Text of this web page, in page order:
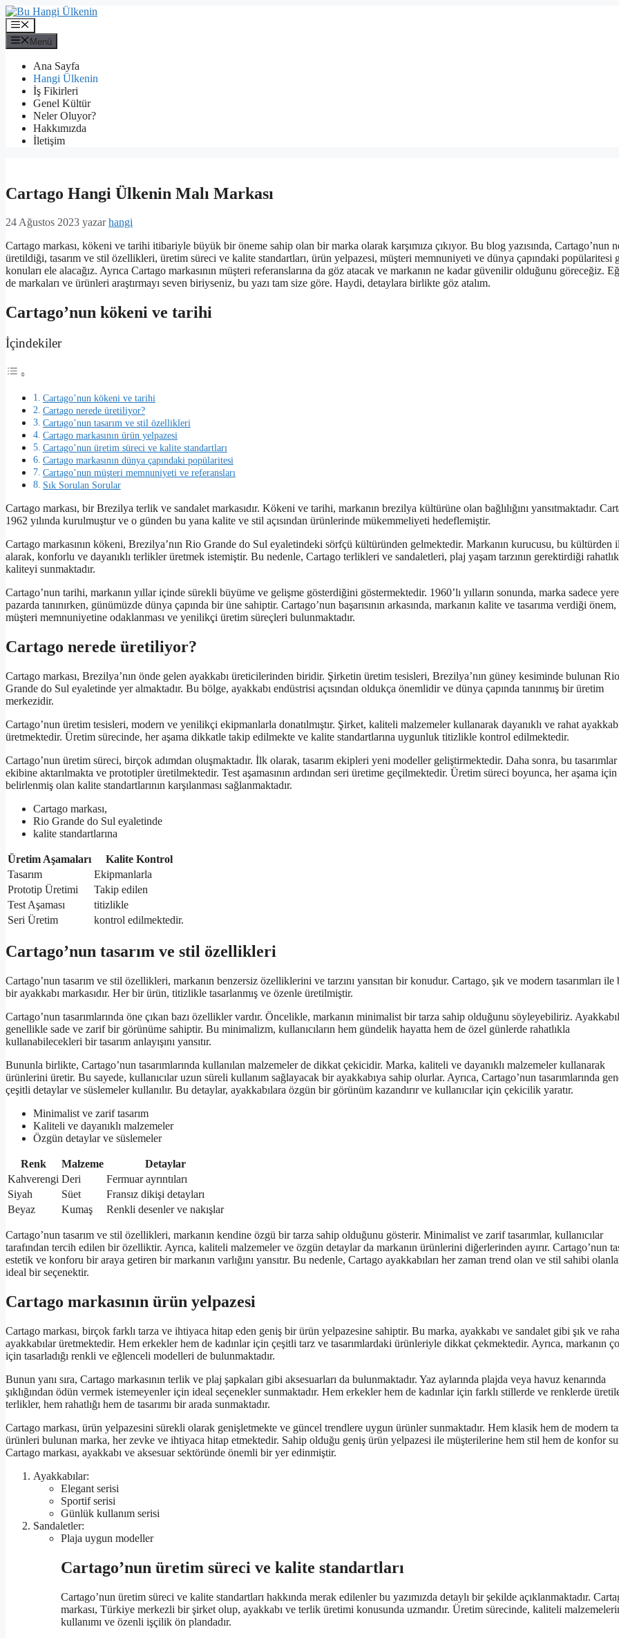
İçeriğe
atla
Menü
Menü
Ana Sayfa
Hangi Ülkenin
İş Fikirleri
Genel Kültür
Neler Oluyor?
Hakkımızda
İletişim
Cartago Hangi Ülkenin Malı Markası
24 Ağustos 2023 yazarhangi
Cartago markası, kökeni ve tarihi itibariyle büyük bir öneme sahip olan bir marka olarak karşımıza çıkıyor. Bu blog yazısında, Cartago’nun
üretildiği, tasarım ve stil özellikleri, üretim süreci ve kalite standartları, ürün yelpazesi, müşteri memnuniyeti ve dünya çapındaki popülaritesi
konuları ele alacağız. Ayrıca Cartago markasının müşteri referanslarına da göz atacak ve markanın ne kadar güvenilir olduğunu göreceğiz.
de markaları ve ürünleri araştırmayı seven biriyseniz, bu yazı tam size göre. Haydi, detaylara birlikte göz atalım.
Cartago’nun kökeni ve tarihi
İçindekiler
Cartago’nun kökeni ve tarihi
Cartago nerede üretiliyor?
Cartago’nun tasarım ve stil özellikleri
Cartago markasının ürün yelpazesi
Cartago’nun üretim süreci ve kalite standartları
Cartago markasının dünya çapındaki popülaritesi
Cartago’nun müşteri memnuniyeti ve referansları
Sık Sorulan Sorular
Cartago markası, bir Brezilya terlik ve sandalet markasıdır. Kökeni ve tarihi, markanın brezilya kültürüne olan bağlılığını yansıtmaktadır.
1962 yılında kurulmuştur ve o günden bu yana kalite ve stil açısından ürünlerinde mükemmeliyeti hedeflemiştir.
Cartago markasının kökeni, Brezilya’nın Rio Grande do Sul eyaletindeki sörfçü kültüründen gelmektedir. Markanın kurucusu, bu kültürden
alarak, konforlu ve dayanıklı terlikler üretmek istemiştir. Bu nedenle, Cartago terlikleri ve sandaletleri, plaj yaşam tarzının gerektirdiği
kaliteyi sunmaktadır.
Cartago’nun tarihi, markanın yıllar içinde sürekli büyüme ve gelişme gösterdiğini göstermektedir. 1960’lı yılların sonunda, marka sadece
pazarda tanınırken, günümüzde dünya çapında bir üne sahiptir. Cartago’nun başarısının arkasında, markanın kalite ve tasarıma verdiği önem,
müşteri memnuniyetine odaklanması ve yenilikçi üretim süreçleri bulunmaktadır.
Cartago nerede üretiliyor?
Cartago markası, Brezilya’nın önde gelen ayakkabı üreticilerinden biridir. Şirketin üretim tesisleri, Brezilya’nın güney kesiminde bulunan Rio
Grande do Sul eyaletinde yer almaktadır. Bu bölge, ayakkabı endüstrisi açısından oldukça önemlidir ve dünya çapında tanınmış bir üretim
merkezidir.
Cartago’nun üretim tesisleri, modern ve yenilikçi ekipmanlarla donatılmıştır. Şirket, kaliteli malzemeler kullanarak dayanıklı ve rahat
üretmektedir. Üretim sürecinde, her aşama dikkatle takip edilmekte ve kalite standartlarına uygunluk titizlikle kontrol edilmektedir.
Cartago’nun üretim süreci, birçok adımdan oluşmaktadır. İlk olarak, tasarım ekipleri yeni modeller geliştirmektedir. Daha sonra, bu
ekibine aktarılmakta ve prototipler üretilmektedir. Test aşamasının ardından seri üretime geçilmektedir. Üretim süreci boyunca, her aşama için
belirlenmiş olan kalite standartlarının karşılanması sağlanmaktadır.
Cartago markası,
Rio Grande do Sul eyaletinde
kalite standartlarına
Üretim Aşamaları
Kalite Kontrol
Tasarım
Ekipmanlarla
Prototip Üretimi
Takip edilen
Test Aşaması
titizlikle
Seri Üretim
kontrol edilmektedir.
Cartago’nun tasarım ve stil özellikleri
Cartago’nun tasarım ve stil özellikleri, markanın benzersiz özelliklerini ve tarzını yansıtan bir konudur. Cartago, şık ve modern tasarımları ile
bir ayakkabı markasıdır. Her bir ürün, titizlikle tasarlanmış ve özenle üretilmiştir.
Cartago’nun tasarımlarında öne çıkan bazı özellikler vardır. Öncelikle, markanın minimalist bir tarza sahip olduğunu söyleyebiliriz.
genellikle sade ve zarif bir görünüme sahiptir. Bu minimalizm, kullanıcıların hem gündelik hayatta hem de özel günlerde rahatlıkla
kullanabilecekleri bir tasarım anlayışını yansıtır.
Bununla birlikte, Cartago’nun tasarımlarında kullanılan malzemeler de dikkat çekicidir. Marka, kaliteli ve dayanıklı malzemeler kullanarak
ürünlerini üretir. Bu sayede, kullanıcılar uzun süreli kullanım sağlayacak bir ayakkabıya sahip olurlar. Ayrıca, Cartago’nun tasarımlarında
çeşitli detaylar ve süslemeler kullanılır. Bu detaylar, ayakkabılara özgün bir görünüm kazandırır ve kullanıcılar için çekicilik yaratır.
Minimalist ve zarif tasarım
Kaliteli ve dayanıklı malzemeler
Özgün detaylar ve süslemeler
Renk Malzeme
Detaylar
Kahverengi Deri
Fermuar ayrıntıları
Siyah
Süet
Fransız dikişi detayları
Beyaz
Kumaş Renkli desenler ve nakışlar
Cartago’nun tasarım ve stil özellikleri, markanın kendine özgü bir tarza sahip olduğunu gösterir. Minimalist ve zarif tasarımlar, kullanıcılar
tarafından tercih edilen bir özelliktir. Ayrıca, kaliteli malzemeler ve özgün detaylar da markanın ürünlerini diğerlerinden ayırır. Cartago’nun
estetik ve konforu bir araya getiren bir markanın varlığını yansıtır. Bu nedenle, Cartago ayakkabıları her zaman trend olan ve stil sahibi
ideal bir seçenektir.
Cartago markasının ürün yelpazesi
Cartago markası, birçok farklı tarza ve ihtiyaca hitap eden geniş bir ürün yelpazesine sahiptir. Bu marka, ayakkabı ve sandalet gibi şık ve
ayakkabılar üretmektedir. Hem erkekler hem de kadınlar için çeşitli tarz ve tasarımlardaki ürünleriyle dikkat çekmektedir. Ayrıca, markanın
için tasarladığı renkli ve eğlenceli modelleri de bulunmaktadır.
Bunun yanı sıra, Cartago markasının terlik ve plaj şapkaları gibi aksesuarları da bulunmaktadır. Yaz aylarında plajda veya havuz kenarında
şıklığından ödün vermek istemeyenler için ideal seçenekler sunmaktadır. Hem erkekler hem de kadınlar için farklı stillerde ve renklerde
terlikler, hem rahatlığı hem de tasarımı bir arada sunmaktadır.
Cartago markası, ürün yelpazesini sürekli olarak genişletmekte ve güncel trendlere uygun ürünler sunmaktadır. Hem klasik hem de modern
ürünleri bulunan marka, her zevke ve ihtiyaca hitap etmektedir. Sahip olduğu geniş ürün yelpazesi ile müşterilerine hem stil hem de konfor
Cartago markası, ayakkabı ve aksesuar sektöründe önemli bir yer edinmiştir.
Ayakkabılar:
Elegant serisi
Sportif serisi
Günlük kullanım serisi
Sandaletler:
Plaja uygun modeller
Cartago’nun üretim süreci ve kalite standartları
Cartago’nun üretim süreci ve kalite standartları hakkında merak edilenler bu yazımızda detaylı bir şekilde açıklanmaktadır.
markası, Türkiye merkezli bir şirket olup, ayakkabı ve terlik üretimi konusunda uzmandır. Üretim sürecinde, kaliteli
kullanımı ve özenli işçilik ön plandadır.